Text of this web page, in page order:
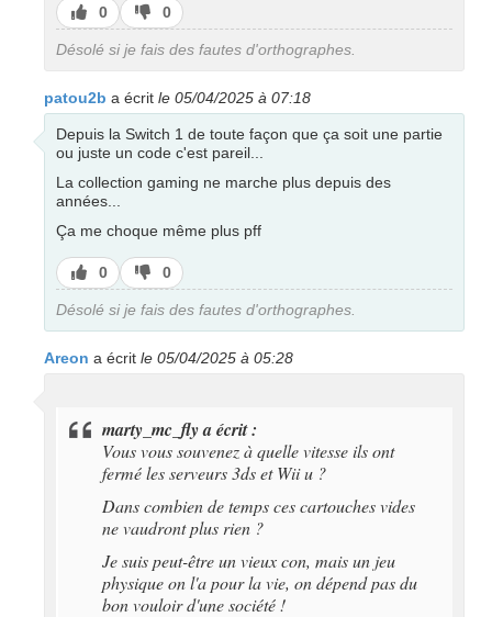
J’aime
0
J’aime
pas
0
Désolé si je fais des fautes d'orthographes.
patou2b a écrit le 05/04/2025 à 07:18
Depuis la Switch 1 de toute façon que ça soit une partie
ou juste un code c'est pareil...
La collection gaming ne marche plus depuis des
années...
Ça me choque même plus pff
J’aime
0
J’aime
pas
0
Désolé si je fais des fautes d'orthographes.
Areon a écrit le 05/04/2025 à 05:28
marty_mc_fly a écrit :
Vous vous souvenez à quelle vitesse ils ont
fermé les serveurs 3ds et Wii u ?
Dans combien de temps ces cartouches vides
ne vaudront plus rien ?
Je suis peut-être un vieux con, mais un jeu
physique on l'a pour la vie, on dépend pas du
bon vouloir d'une société !